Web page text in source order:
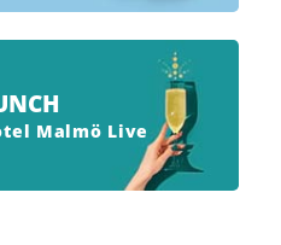
Malmö Live